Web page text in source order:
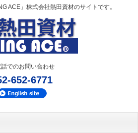
ACE」株式会社熱田資材のサイトです。
話でのお問い合わせ
652-6771